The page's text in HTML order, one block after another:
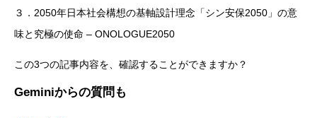
３．2050年日本社会構想の基軸設計理念「シン安保2050」の意
味と究極の使命 – ONOLOGUE2050
この3つの記事内容を、確認することができますか？
Geminiからの質問も